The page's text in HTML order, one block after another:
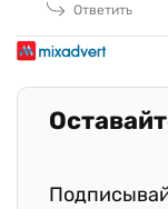
Ответить